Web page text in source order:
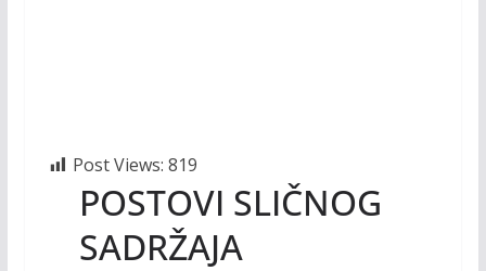
Post Views: 819
POSTOVI SLIČNOG
SADRŽAJA